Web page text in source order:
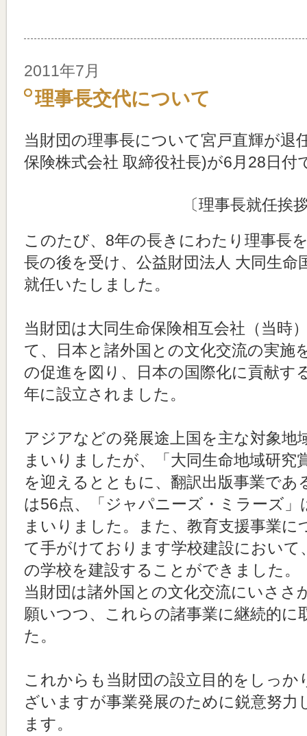
2011年7月
理事長交代について
当財団の理事長について宮戸直輝が退
保険株式会社 取締役社長)が6月28日
〔理事長就任挨
このたび、8年の長きにわたり理事長
長の後を受け、公益財団法人 大同生命
就任いたしました。
当財団は大同生命保険相互会社（当時
て、日本と諸外国との文化交流の実施
の促進を図り、日本の国際化に貢献す
年に設立されました。
アジアなどの発展途上国を主な対象地
まいりましたが、「大同生命地域研究
を迎えるとともに、翻訳出版事業であ
は56点、「ジャパニーズ・ミラーズ
まいりました。また、教育支援事業
て手がけております学校建設において
の学校を建設することができました。
当財団は諸外国との文化交流にいささ
願いつつ、これらの諸事業に継続的に
た。
これからも当財団の設立目的をしっか
ざいますが事業発展のために鋭意努
ます。